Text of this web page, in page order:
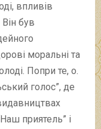
впливів
Він був
моральні та
Попри те, о.
голос”, де
приятель” і